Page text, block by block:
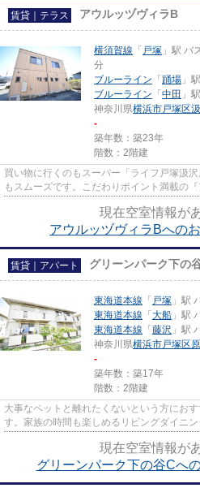
賃貸｜テラス アウルッヅヴィラB
横須賀線 「 戸塚 」駅 バ
分
ブルーライン 「 踊場 」
ブルーライン 「 中田 」
神奈川県横浜市戸塚区
-
築年数：築23年
階数：2階建
買い物に行くのもスーパー「ライフ戸塚汲
もスムーズです。こだわりポイント満載の
現在空室情報が
アウルッヅヴィラBへの
賃貸｜アパート グリーンパーク下の
東海道本線 「 戸塚 」駅
東海道本線 「 大船 」駅
東海道本線 「 藤沢 」駅
神奈川県横浜市戸塚区
-
築年数：築17年
階数：2階建
大事なペットと離れたくないという方にお
す。家族の時間も楽しめるリビングダイニ
現在空室情報が
グリーンパーク下の谷Cへ